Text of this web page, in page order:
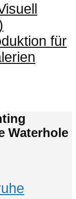
für
Waterhole